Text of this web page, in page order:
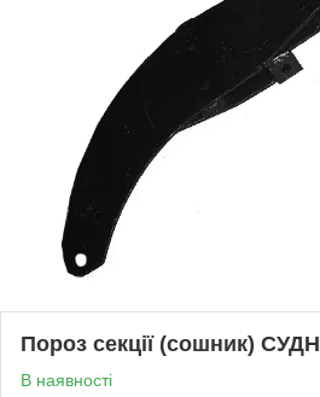
Пороз секції (сошник) СУДН
В наявності